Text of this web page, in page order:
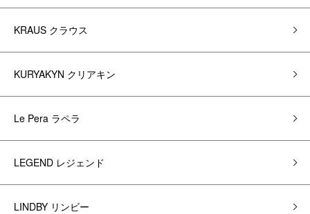
KRAUS クラウス
KURYAKYN クリアキン
Le Pera ラペラ
LEGEND レジェンド
LINDBY リンビー